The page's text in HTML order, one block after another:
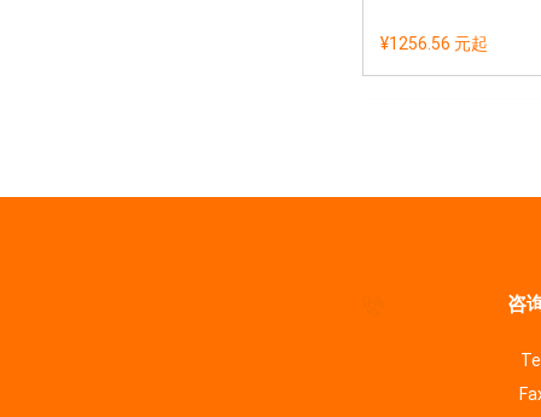
¥1256.56 元起
咨